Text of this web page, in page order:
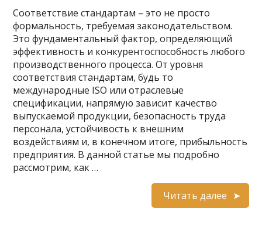
Соответствие стандартам – это не просто
формальность, требуемая законодательством.
Это фундаментальный фактор, определяющий
эффективность и конкурентоспособность любого
производственного процесса. От уровня
соответствия стандартам, будь то
международные ISO или отраслевые
спецификации, напрямую зависит качество
выпускаемой продукции, безопасность труда
персонала, устойчивость к внешним
воздействиям и, в конечном итоге, прибыльность
предприятия. В данной статье мы подробно
рассмотрим, как …
Читать далее